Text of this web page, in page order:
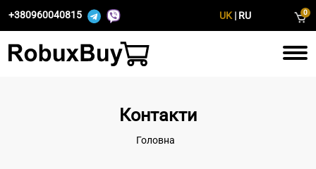
+380960040815 UK| RU 0
Контакти
Головна